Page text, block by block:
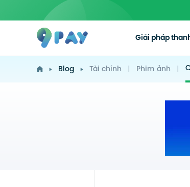
Giải pháp
Blog Tài chính | Phim ảnh |